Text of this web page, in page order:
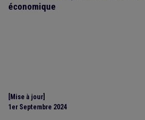
économique
[Mise à jour]
1er Septembre 2024